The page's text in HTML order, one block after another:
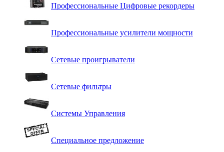
Профессиональные Цифровые рекордеры
Профессиональные усилители мощности
Сетевые проигрыватели
Сетевые фильтры
Системы Управления
Специальное предложение